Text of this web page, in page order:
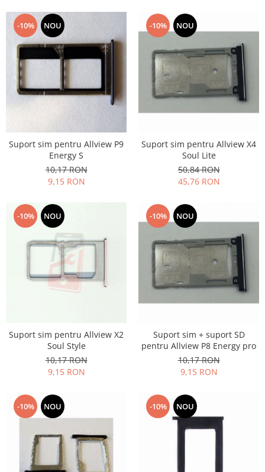
Placi de baza
Placa de baza Allview
Alcatel
Apple
Asus
HTC
Huawei
Oppo
Samsung
Allview
Huawei
Nokia
Touchscreen
Blackberry
E-BODA
Google
Iphone
-10% NOU
Suport sim pentru Allview P9
Energy S
10,17 RON
9,15 RON
-10% NOU
Suport sim pentru Allview X4
Soul Lite
50,84 RON
45,76 RON
-10% NOU
Suport sim pentru Allview X2
Soul Style
10,17 RON
9,15 RON
-10% NOU
Suport sim + suport SD
pentru Allview P8 Energy pro
10,17 RON
9,15 RON
-10% NOU -10% NOU